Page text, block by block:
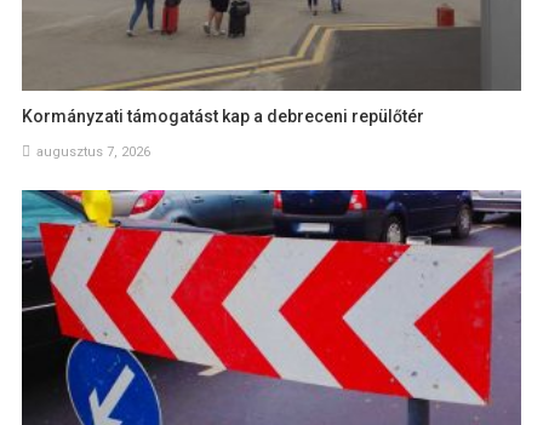
Kormányzati támogatást kap a debreceni repülőtér
augusztus 7, 2026